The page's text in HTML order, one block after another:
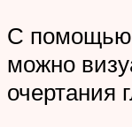
С помощью
можно
очертания